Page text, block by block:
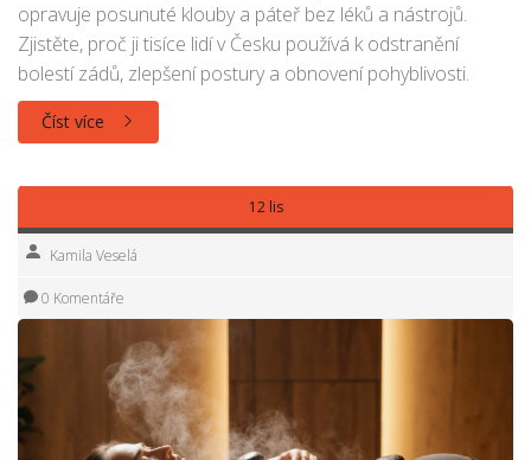
opravuje posunuté klouby a páteř bez léků a nástrojů.
Zjistěte, proč ji tisíce lidí v Česku používá k odstranění
bolestí zádů, zlepšení postury a obnovení pohyblivosti.
Číst více
12 lis
Kamila Veselá
0 Komentáře